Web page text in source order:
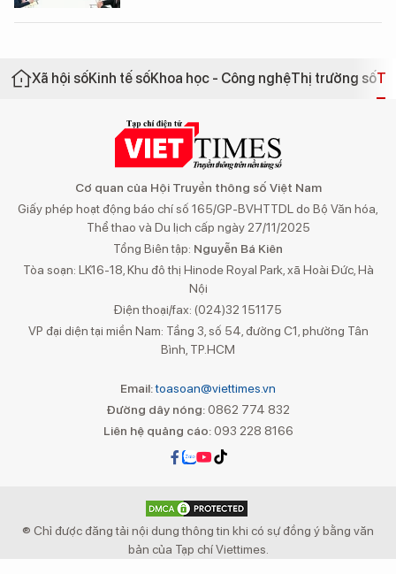
Xã hội sốKinh tế sốKhoa học - Công nghệThị trường số
Cơ quan của Hội Truyền thông số Việt Nam
Giấy phép hoạt động báo chí số 165/GP-BVHTTDL do Bộ Văn hóa,
Thể thao và Du lịch cấp ngày 27/11/2025
Tổng Biên tập: Nguyễn Bá Kiên
Tòa soạn: LK16-18, Khu đô thị Hinode Royal Park, xã Hoài Đức, Hà
Nội
Điện thoại/fax: (024)32 151175
VP đại diện tại miền Nam: Tầng 3, số 54, đường C1, phường Tân
Bình, TP.HCM
Email:toasoan@viettimes.vn
Đường dây nóng: 0862 774 832
Liên hệ quảng cáo:093 228 8166
® Chỉ được đăng tải nội dung thông tin khi có sự đồng ý bằng văn
bản của Tạp chí Viettimes.